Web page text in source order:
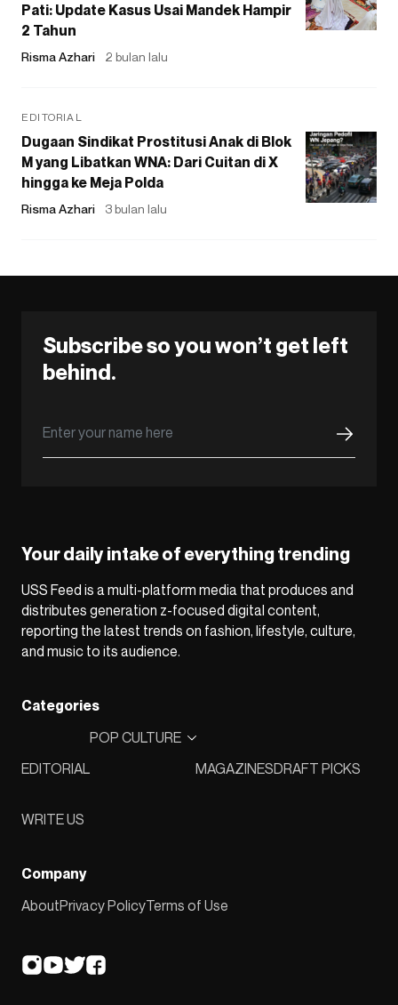
Pati: Update Kasus Usai Mandek Hampir
2 Tahun
Risma Azhari 2 bulan lalu
EDITORIAL
Dugaan Sindikat Prostitusi Anak di Blok
M yang Libatkan WNA: Dari Cuitan di X
hingga ke Meja Polda
Risma Azhari 3 bulan lalu
Subscribe so you won’t get left
behind.
Your daily intake of everything trending
USS Feed is a multi-platform media that produces and
distributes generation z-focused digital content,
reporting the latest trends on fashion, lifestyle, culture,
and music to its audience.
Categories
EDITORIAL
POP CULTURE
MAGAZINESDRAFT PICKS
WRITE US
Company
AboutPrivacy PolicyTerms of Use